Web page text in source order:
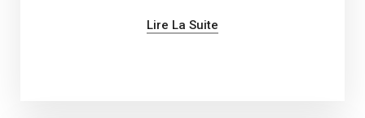
Lire La Suite